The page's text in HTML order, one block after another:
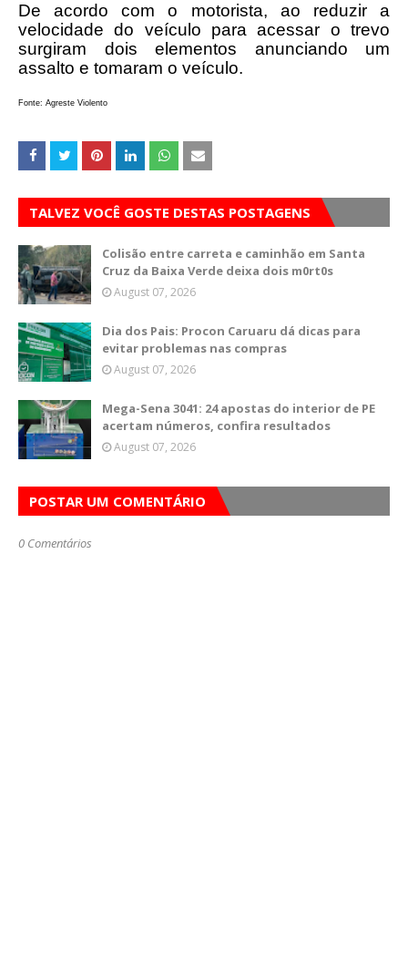
De acordo com o motorista, ao reduzir a
velocidade do veículo para acessar o trevo
surgiram dois elementos anunciando um
assalto e tomaram o veículo.
Fonte: Agreste Violento
TALVEZ VOCÊ GOSTE DESTAS POSTAGENS
Colisão entre carreta e caminhão em Santa
Cruz da Baixa Verde deixa dois m0rt0s
August 07, 2026
Dia dos Pais: Procon Caruaru dá dicas para
evitar problemas nas compras
August 07, 2026
Mega-Sena 3041: 24 apostas do interior de PE
acertam números, confira resultados
August 07, 2026
POSTAR UM COMENTÁRIO
0 Comentários